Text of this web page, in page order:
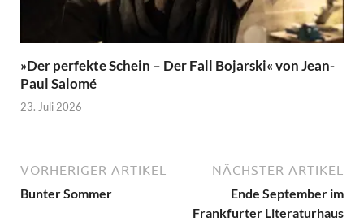
»Der perfekte Schein – Der Fall Bojarski« von Jean-
Paul Salomé
23. Juli 2026
VORHERIGER ARTIKEL
Bunter Sommer
NÄCHSTER ARTIKEL
Ende September im
Frankfurter Literaturhaus